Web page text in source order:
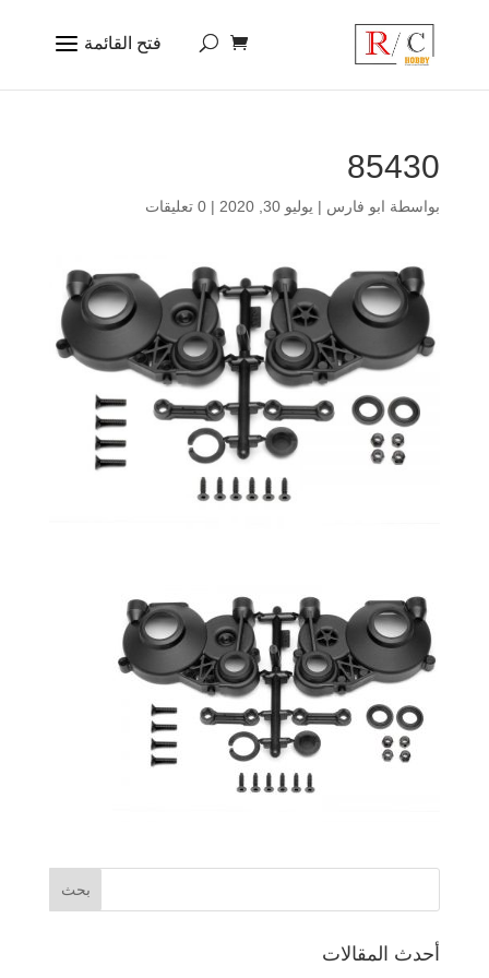
85430
بواسطة ابو فارس | يوليو 30, 2020 | 0 تعليقات
أحدث المقالات